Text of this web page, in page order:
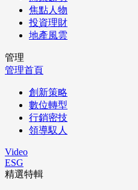
焦點人物
投資理財
地產風雲
管理
管理首頁
創新策略
數位轉型
行銷密技
領導馭人
Video
ESG
精選特輯